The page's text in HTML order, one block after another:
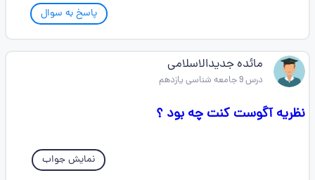
پاسخ به سوال
مائده جدیدالاسلامی
درس 9 جامعه شناسی یازدهم
نظریه آگوست کنت چه بود ؟
نمایش جواب